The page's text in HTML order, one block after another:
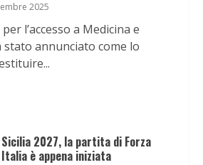
2025
l’accesso a Medicina e
annunciato come lo
Sicilia 2027, la partita di Forza
Italia è appena iniziata